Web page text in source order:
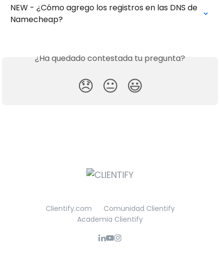
NEW - ¿Cómo agrego los registros en las DNS de
Namecheap?
¿Ha quedado contestada tu pregunta?
😞 😐 😃
Clientify.com
Comunidad Clientify
Academia Clientify